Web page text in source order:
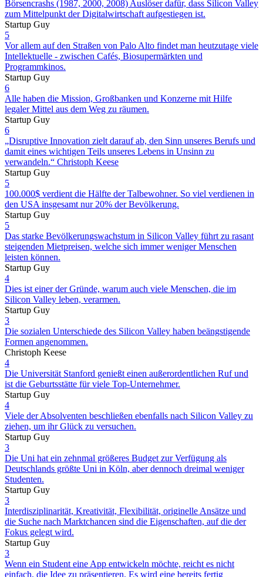
Börsencrashs (1987, 2000, 2008) Auslöser dafür, dass Silicon Valley
zum Mittelpunkt der Digitalwirtschaft aufgestiegen ist.
Startup Guy
5
Vor allem auf den Straßen von Palo Alto findet man heutzutage viele
Intellektuelle - zwischen Cafés, Biosupermärkten und
Programmkinos.
Startup Guy
6
Alle haben die Mission, Großbanken und Konzerne mit Hilfe
legaler Mittel aus dem Weg zu räumen.
Startup Guy
6
„Disruptive Innovation zielt darauf ab, den Sinn unseres Berufs und
damit eines wichtigen Teils unseres Lebens in Unsinn zu
verwandeln.“ Christoph Keese
Startup Guy
5
100.000$ verdient die Hälfte der Talbewohner. So viel verdienen in
den USA insgesamt nur 20% der Bevölkerung.
Startup Guy
5
Das starke Bevölkerungswachstum in Silicon Valley führt zu rasant
steigenden Mietpreisen, welche sich immer weniger Menschen
leisten können.
Startup Guy
4
Dies ist einer der Gründe, warum auch viele Menschen, die im
Silicon Valley leben, verarmen.
Startup Guy
3
Die sozialen Unterschiede des Silicon Valley haben beängstigende
Formen angenommen.
Christoph Keese
4
Die Universität Stanford genießt einen außerordentlichen Ruf und
ist die Geburtsstätte für viele Top-Unternehmer.
Startup Guy
4
Viele der Absolventen beschließen ebenfalls nach Silicon Valley zu
ziehen, um ihr Glück zu versuchen.
Startup Guy
3
Die Uni hat ein zehnmal größeres Budget zur Verfügung als
Deutschlands größte Uni in Köln, aber dennoch dreimal weniger
Studenten.
Startup Guy
3
Interdisziplinarität, Kreativität, Flexibilität, originelle Ansätze und
die Suche nach Marktchancen sind die Eigenschaften, auf die der
Fokus gelegt wird.
Startup Guy
3
Wenn ein Student eine App entwickeln möchte, reicht es nicht
einfach, die Idee zu präsentieren. Es wird eine bereits fertig